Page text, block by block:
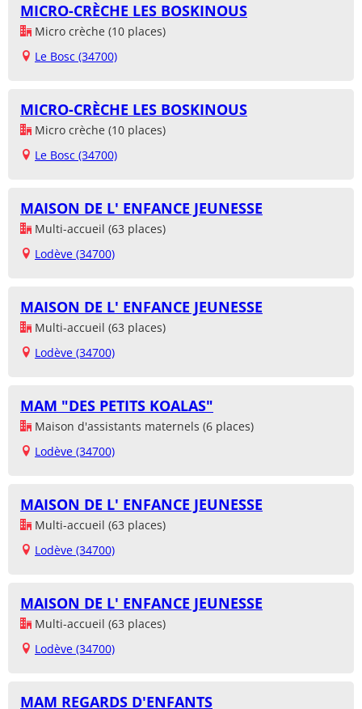
MICRO-CRÈCHE LES BOSKINOUS
Micro crèche (10 places)
Le Bosc (34700)
MICRO-CRÈCHE LES BOSKINOUS
Micro crèche (10 places)
Le Bosc (34700)
MAISON DE L' ENFANCE JEUNESSE
Multi-accueil (63 places)
Lodève (34700)
MAISON DE L' ENFANCE JEUNESSE
Multi-accueil (63 places)
Lodève (34700)
MAM "DES PETITS KOALAS"
Maison d'assistants maternels (6 places)
Lodève (34700)
MAISON DE L' ENFANCE JEUNESSE
Multi-accueil (63 places)
Lodève (34700)
MAISON DE L' ENFANCE JEUNESSE
Multi-accueil (63 places)
Lodève (34700)
MAM REGARDS D'ENFANTS